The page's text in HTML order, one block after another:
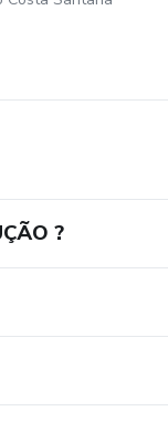
?